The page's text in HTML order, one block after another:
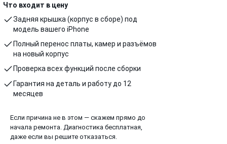
Что входит в цену
Задняя крышка (корпус в сборе) под
модель вашего iPhone
Полный перенос платы, камер и разъёмов
на новый корпус
Проверка всех функций после сборки
Гарантия на деталь и работу до 12
месяцев
Если причина не в этом — скажем прямо до
начала ремонта. Диагностика бесплатная,
даже если вы решите отказаться.